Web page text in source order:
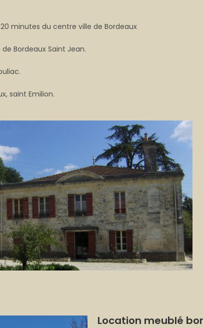
minutes du centre ville de Bordeaux
Bordeaux Saint Jean.
saint Emilion.
Location meublé